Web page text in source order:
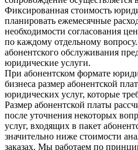
Фиксированная стоимость
планировать ежемесячные
необходимости согласования
по каждому отдельному
абонентского обслуживания
юридические услуги.
При абонентском формате
бизнеса размер абонентской
юридических услуг, которые
Размер абонентской платы
после уточнения некоторых
услуг, входящих в пакет
значительно ниже стоимости
заказах. Мы работаем по